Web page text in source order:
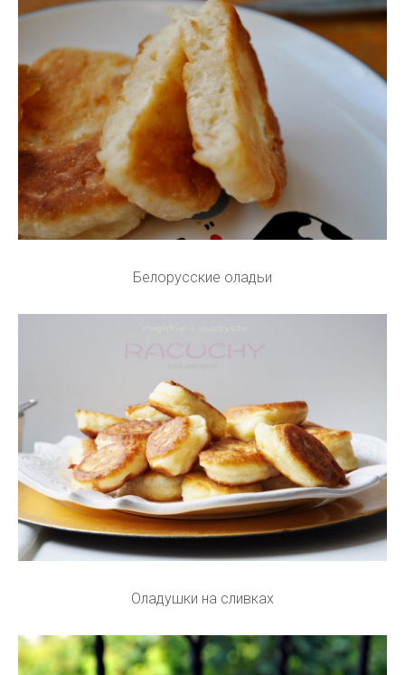
Белорусские оладьи
Оладушки на сливках